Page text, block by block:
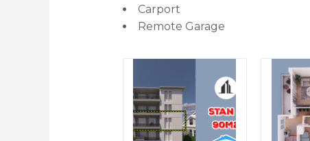
Carport
Remote Garage